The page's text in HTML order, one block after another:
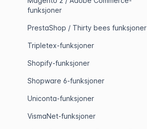
funksjoner
PrestaShop / Thirty bees funksjoner
Tripletex-funksjoner
Shopify-funksjoner
Shopware 6-funksjoner
Uniconta-funksjoner
VismaNet-funksjoner